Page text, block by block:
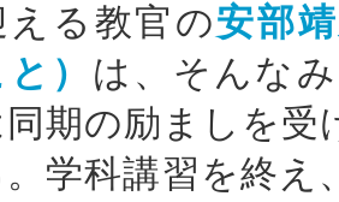
える教官の安部
） は、そんな
期の励ましを受
学科講習を終え